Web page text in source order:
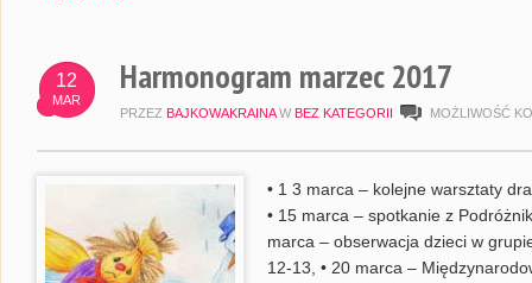
12
MAR
Harmonogram marzec 2017
PRZEZ BAJKOWAKRAINA W BEZ KATEGORII MOŻLIWOŚĆ
• 1 3 marca – kolejne warsztaty
• 15 marca – spotkanie z
marca – obserwacja dzieci w
12-13, • 20 marca –